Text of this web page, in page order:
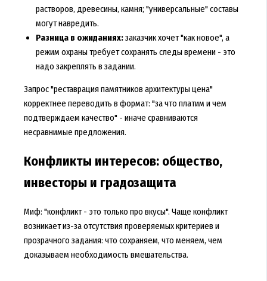
растворов, древесины, камня; "универсальные" составы
могут навредить.
Разница в ожиданиях:заказчик хочет "как новое", а
режим охраны требует сохранять следы времени - это
надо закреплять в задании.
Запрос "реставрация памятников архитектуры цена"
корректнее переводить в формат: "за что платим и чем
подтверждаем качество" - иначе сравниваются
несравнимые предложения.
Конфликты интересов: общество,
инвесторы и градозащита
Миф: "конфликт - это только про вкусы". Чаще конфликт
возникает из-за отсутствия проверяемых критериев и
прозрачного задания: что сохраняем, что меняем, чем
доказываем необходимость вмешательства.